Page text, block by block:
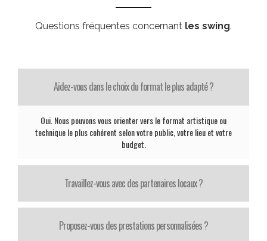
Questions fréquentes concernant les swing.
Aidez-vous dans le choix du format le plus adapté ?
Oui. Nous pouvons vous orienter vers le format artistique ou
technique le plus cohérent selon votre public, votre lieu et votre
budget.
Travaillez-vous avec des partenaires locaux ?
Proposez-vous des prestations personnalisées ?